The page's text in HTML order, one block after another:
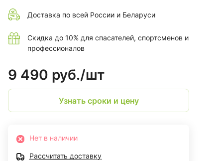
Доставка по всей России и Беларуси
Скидка до 10% для спасателей, спортсменов и
профессионалов
9 490 руб./шт
Узнать сроки и цену
Нет в наличии
Рассчитать доставку